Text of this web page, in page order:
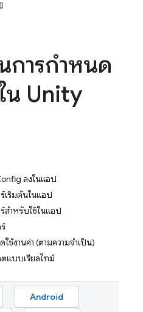
การกำหนด
น Unity
ลงในแอป
เริ่มต้นในแอป
สำหรับใช้ในแอป
งานค่า (ตามความจำเป็น)
แบบเรียลไทม์
Android